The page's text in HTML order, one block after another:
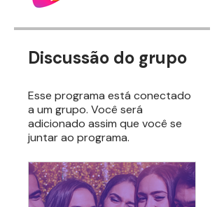
Discussão do grupo
Esse programa está conectado
a um grupo. Você será
adicionado assim que você se
juntar ao programa.